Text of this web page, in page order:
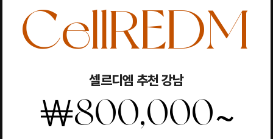
CellREDM
셀르디엠 추천 강남
￦800,000~